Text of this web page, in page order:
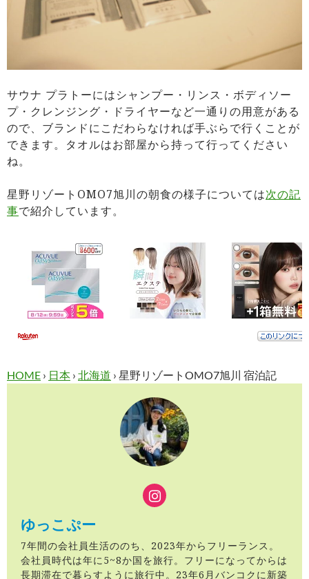
サウナ プラトーにはシャンプー・リンス・ボディソー
プ・クレンジング・ドライヤーなど一通りの用意がある
ので、ブランドにこだわらなければ手ぶらで行くことが
できます。タオルはお部屋から持って行ってください
ね。
星野リゾートOMO7旭川の朝食の様子については次の記
事で紹介しています。
HOME › 日本 › 北海道 › 星野リゾートOMO7旭川 宿泊記
ゆっこぷー
7年間の会社員生活ののち、2023年からフリーランス。
会社員時代は年に5~8か国を旅行。フリーになってからは
長期滞在で暮らすように旅行中。23年6月バンコクに新築